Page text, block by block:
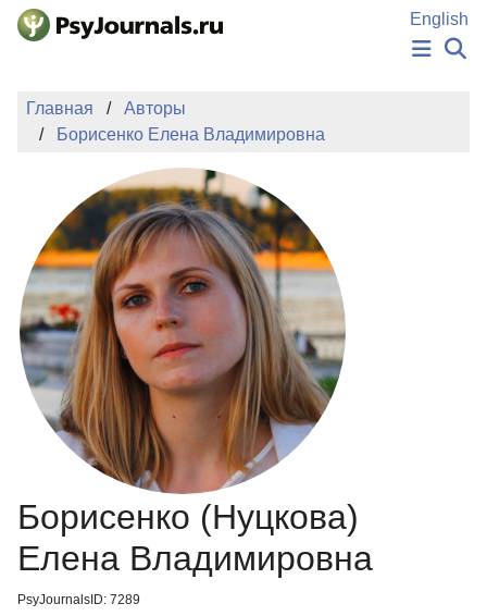
Перейти к основному содержанию
English
ИЗДАНИЯ
АВТОРЫ
ПОДАТЬ РУКОПИСЬ
БАЗА ЗНАНИЙ
КЛЮЧЕВЫЕ СЛОВА
Регистрация
Главная
Авторы
Борисенко Елена Владимировна
Борисенко (Нуцкова)
Елена Владимировна
PsyJournalsID: 7289